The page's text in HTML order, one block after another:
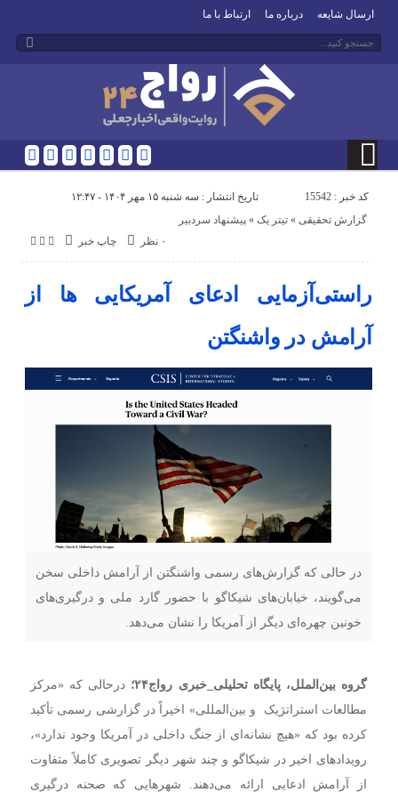
ارسال شایعه درباره ما ارتباط با ما
کد خبر : 15542 تاریخ انتشار : سه شنبه ۱۵ مهر ۱۴۰۴ - ۱۲:۴۷
چاپ خبر ۰ نظر
پیشنهاد سردبیر « تیتر یک « گزارش تحقیقی
راستی‌آزمایی ادعای آمریکایی ها از
آرامش در واشنگتن
در حالی که گزارش‌های رسمی واشنگتن از آرامش داخلی سخن
می‌گویند، خیابان‌های شیکاگو با حضور گارد ملی و درگیری‌های
خونین چهره‌ای دیگر از آمریکا را نشان می‌دهد.
گروه بین‌الملل، پایگاه تحلیلی _خبری رواج۲۴؛
درحالی که «مرکز
مطالعات استراتژیک و بین‌المللی» اخیراً در گزارشی رسمی تأکید
کرده بود که «هیچ نشانه‌ای از جنگ داخلی در آمریکا وجود ندارد»،
رویدادهای اخیر در شیکاگو و چند شهر دیگر تصویری کاملاً متفاوت
از آرامش ادعایی ارائه می‌دهند. شهرهایی که صحنه درگیری